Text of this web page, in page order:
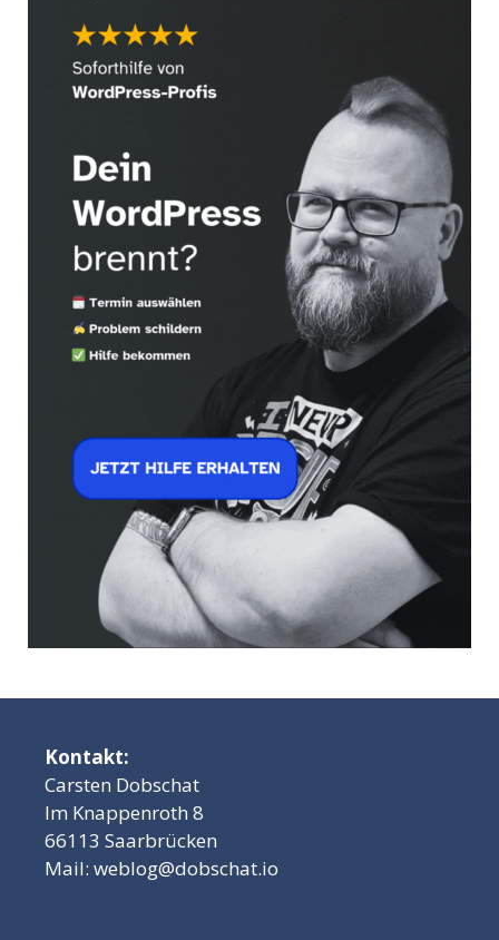
Kontakt:
Carsten Dobschat
Im Knappenroth 8
66113 Saarbrücken
Mail: weblog@dobschat.io